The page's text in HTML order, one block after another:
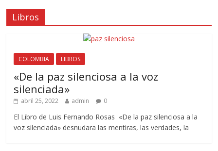
Libros
COLOMBIA LIBROS
«De la paz silenciosa a la voz
silenciada»
abril 25, 2022 admin 0
El Libro de Luis Fernando Rosas «De la paz silenciosa a la
voz silenciada» desnudara las mentiras, las verdades, la